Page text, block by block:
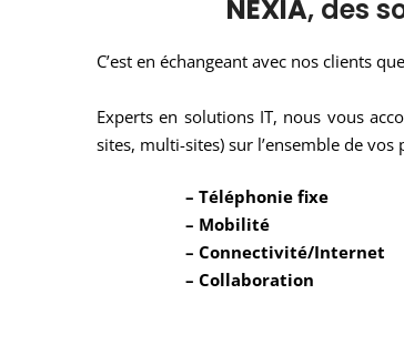
NEXIA, des
C’est en échangeant avec nos clients
Experts en solutions IT, nous vous
sites, multi-sites) sur l’ensemble de vos
– Téléphonie fixe
– Mobilité
– Connectivité/Internet
– Collaboration